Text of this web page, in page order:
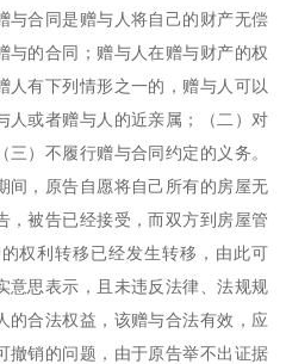
与合同是赠与人将自己的财产无偿
与的合同；赠与人在赠与财产的权
人有下列情形之一的，赠与人可以
人或者赠与人的近亲属；（二）对
）不履行赠与合同约定的义务。
间，原告自愿将自己所有的房屋无
，被告已经接受，而双方到房屋管
权利转移已经发生转移，由此可
意思表示，且未违反法律、法规规
的合法权益，该赠与合法有效，应
撤销的问题，由于原告举不出证据